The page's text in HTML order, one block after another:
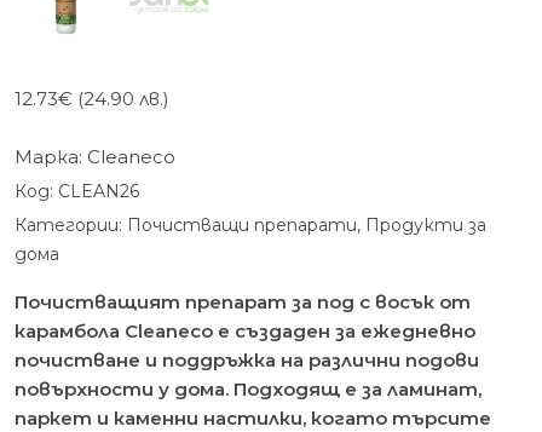
12.73€ (24.90 лв.)
Марка: Cleaneco
Код: CLEAN26
Категории: Почистващи препарати, Продукти за
дома
Почистващият препарат за под с восък от
карамбола Cleaneco е създаден за ежедневно
почистване и поддръжка на различни подови
повърхности у дома. Подходящ е за ламинат,
паркет и каменни настилки, когато търсите